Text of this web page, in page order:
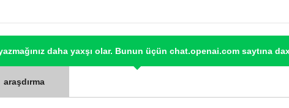
daha yaxşı olar. Bunun üçün chat.openai.com saytına
about [avtomobil modeli] for rentacarXNUMX.az site." Qeyd:
araşdırma